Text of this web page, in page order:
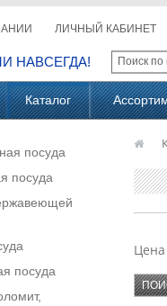
ЛИЧНЫЙ КАБИНЕТ
НАВСЕГДА!
Каталог
посуда
посуда
посуда
Цена